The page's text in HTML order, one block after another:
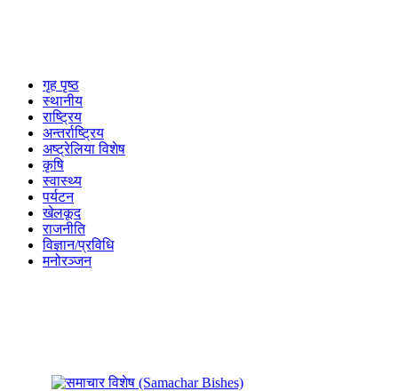
गृह पृष्ठ
स्थानीय
राष्ट्रिय
अन्तर्राष्ट्रिय
अष्ट्रेलिया विशेष
कृषि
स्वास्थ्य
पर्यटन
खेलकूद
राजनीति
विज्ञान/प्रविधि
मनोरञ्जन